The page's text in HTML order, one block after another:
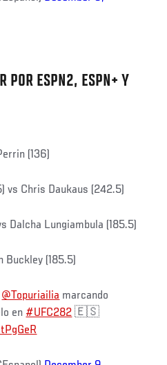
POR ESPN2, ESPN+ Y
(136)
vs Chris Daukaus (242.5)
Dalcha Lungiambula (185.5)
Buckley (185.5)
@Topuriailia marcando
en #UFC282 🇪🇸